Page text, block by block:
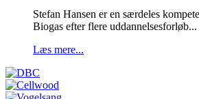
Stefan Hansen er en særdeles
Biogas efter flere uddannelsesforløb...
Læs mere...